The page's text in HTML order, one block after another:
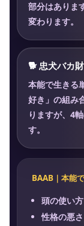
部分はありま
変わります。
🐕 忠犬バカ
本能で生きる
好き」の組み
りますが、4
す。
BAAB｜本能
頭の使い
性格の悪